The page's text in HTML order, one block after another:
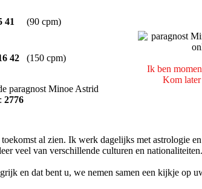
41 (90 cpm)
Ik ben
Kom later
42 (150 cpm)
2776
al zien. Ik werk dagelijks met astrologie
veel van verschillende culturen en
en dat bent u, we nemen samen een kijkje op